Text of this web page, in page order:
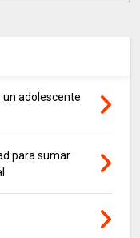
adolescente
para sumar